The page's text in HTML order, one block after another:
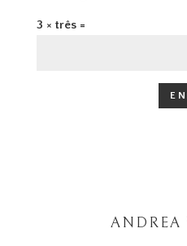
3 × três =
ANDREA